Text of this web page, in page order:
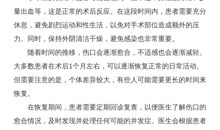
量出血等，这是正常的术后反应。在这段时间内，患者需要充分
休息，避免剧烈运动和性生活，以免对手术部位造成额外的压
力。同时，保持外阴清洁干燥，避免感染也非常重要。
随着时间的推移，伤口会逐渐愈合，不适感也会逐渐减轻。
大多数患者在术后1个月左右，可以逐渐恢复正常的日常活动。
但需要注意的是，个体差异较大，有些人可能需要更长的时间来
恢复。
在恢复期间，患者需要定期回诊复查，以便医生了解伤口的
愈合情况，及时发现并处理任何可能的并发症。医生会根据患者